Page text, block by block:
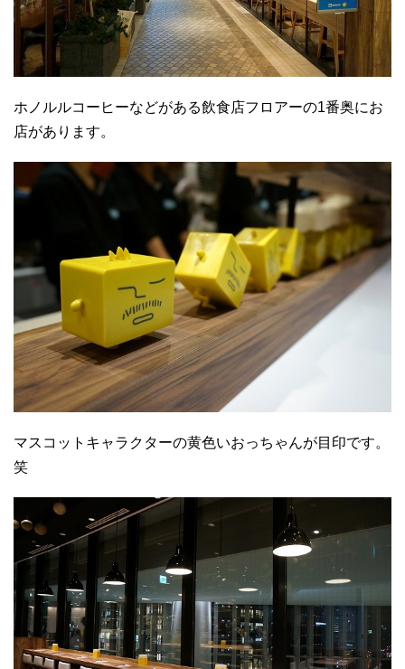
ホノルルコーヒーなどがある飲食店フロアーの1番奥にお
店があります。
マスコットキャラクターの黄色いおっちゃんが目印です。
笑